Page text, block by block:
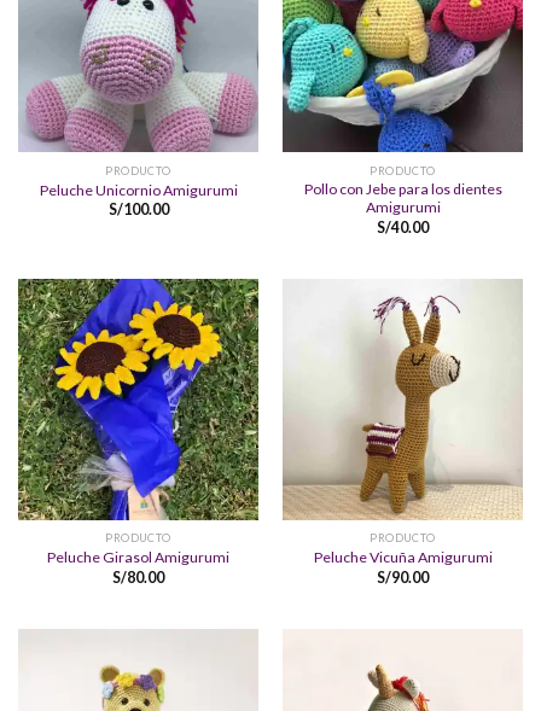
PRODUCTO
Peluche Unicornio Amigurumi
S/100.00
PRODUCTO
Pollo con Jebe para los dientes
Amigurumi
S/40.00
PRODUCTO
Peluche Girasol Amigurumi
S/80.00
PRODUCTO
Peluche Vicuña Amigurumi
S/90.00